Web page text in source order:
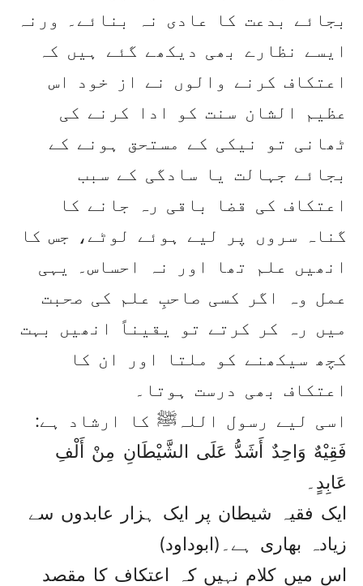
بجائے بدعت کا عادی نہ بنائے۔ ورنہ
ایسے نظارے بھی دیکھے گئے ہیں کہ
اعتکاف کرنے والوں نے از خود اس
عظیم الشان سنت کو ادا کرنے کی
ٹھانی تو نیکی کے مستحق ہونے کے
بجائے جہالت یا سادگی کے سبب
اعتکاف کی قضا باقی رہ جانے کا
گناہ سروں پر لیے ہوئے لوٹے، جس کا
انھیں علم تھا اور نہ احساس۔ یہی
عمل وہ اگر کسی صاحبِ علم کی صحبت
میں رہ کر کرتے تو یقیناً انھیں بہت
کچھ سیکھنے کو ملتا اور ان کا
اعتکاف بھی درست ہوتا۔
اسی لیے رسول اللہﷺ کا ارشاد ہے:
فَقِيْهٌ وَاحِدٌ أَشَدُّ عَلَی الشَّيْطَانِ مِنْ أَلْفِ
عَابِدٍ۔
ایک فقیہ شیطان پر ایک ہزار عابدوں سے
زیادہ بھاری ہے۔(ابوداود)
اس میں کلام نہیں کہ اعتکاف کا مقصد